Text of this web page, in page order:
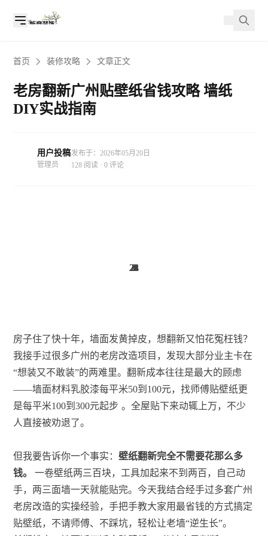
首页 装修攻略 文章正文
老房翻新广州贴壁纸省钱攻略 墙纸
DIY实战指南
用户投稿
管理员
发布于：2026年05月20日
128 阅读 · 0 评论
房子住了快十年，墙面发黄掉皮，想翻新又怕花冤枉钱？
我接手过很多广州的老房改造项目，发现大部分业主卡在
“想装又不敢装”的两难里。翻新成本往往是最大的顾虑
——墙面材料乳胶漆每平米50到100元，找师傅贴壁纸更
是每平米100到300元起步 。全屋贴下来动辄上万，不少
人直接被劝退了。
但我要告诉你一个事实：壁纸翻新完全不需要花那么多
钱。
一卷壁纸两三百块，工具加起来不到两百，自己动
手，两三面墙一天就能贴完。今天我结合经手过多套广州
老房改造的实操经验，手把手教大家用最省钱的方式搞定
贴壁纸，不请师傅、不踩坑，轻松让老墙“逆生长”。
6
22
21
22
5
3
1
3
28
24